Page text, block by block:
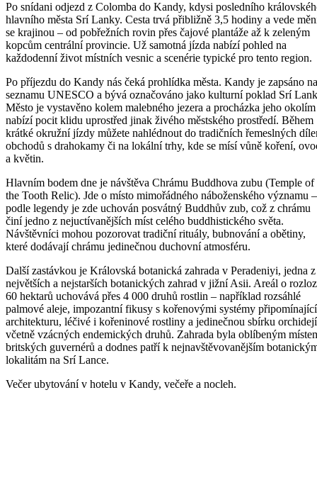
Po snídani odjezd z Colomba do Kandy, kdysi posledního
hlavního města Srí Lanky. Cesta trvá přibližně 3,5 hodiny a vede
se krajinou – od pobřežních rovin přes čajové plantáže až k zeleným
kopcům centrální provincie. Už samotná jízda nabízí pohled na
každodenní život místních vesnic a scenérie typické pro tento region.
Po příjezdu do Kandy nás čeká prohlídka města. Kandy je zapsáno na
seznamu UNESCO a bývá označováno jako kulturní poklad Srí
Město je vystavěno kolem malebného jezera a procházka jeho okolím
nabízí pocit klidu uprostřed jinak živého městského prostředí. Během
krátké okružní jízdy můžete nahlédnout do tradičních řemeslných
obchodů s drahokamy či na lokální trhy, kde se mísí vůně koření,
a květin.
Hlavním bodem dne je návštěva Chrámu Buddhova zubu (Temple of
the Tooth Relic). Jde o místo mimořádného náboženského významu –
podle legendy je zde uchován posvátný Buddhův zub, což z chrámu
činí jedno z nejuctívanějších míst celého buddhistického světa.
Návštěvníci mohou pozorovat tradiční rituály, bubnování a obětiny,
které dodávají chrámu jedinečnou duchovní atmosféru.
Další zastávkou je Královská botanická zahrada v Peradeniyi, jedna z
největších a nejstarších botanických zahrad v jižní Asii. Areál o
60 hektarů uchovává přes 4 000 druhů rostlin – například rozsáhlé
palmové aleje, impozantní fikusy s kořenovými systémy
architekturu, léčivé i kořeninové rostliny a jedinečnou sbírku
včetně vzácných endemických druhů. Zahrada byla oblíbeným
britských guvernérů a dodnes patří k nejnavštěvovanějším
lokalitám na Srí Lance.
Večer ubytování v hotelu v Kandy, večeře a nocleh.